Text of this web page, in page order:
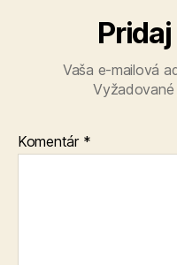
Vaša e-mailová
Vyžadované
Komentár *